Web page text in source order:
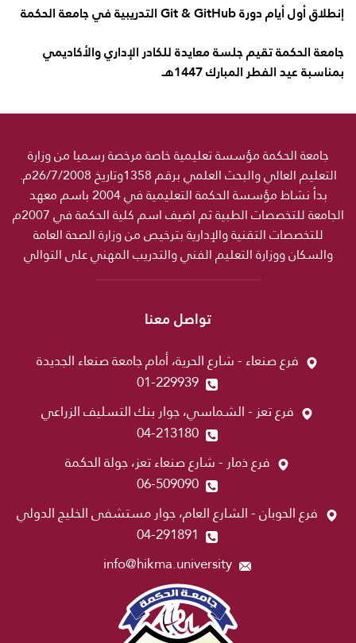
إنطلاق أول أيام دورة Git & GitHub التدريبية في جامعة الحكمة
جامعة الحكمة تقيم جلسة معايدة للكادر الإداري والأكاديمي
بمناسبة عيد الفطر المبارك 1447هـ
جامعة الحكمة مؤسسة تعليمية خاصة مرخصة رسميا من وزارة
التعليم العالي والبحث العلمي برقم 1358وتاريخ 26/7/2008م.
بدأ نشاط مؤسسة الحكمة التعليمية في 2004 باسم معهد
الجامعة للتخصصات الطبية ثم اضيف اسم كلية الحكمة في 2007م
للتخصصات التقنية والإدارية بترخيص من وزارة الصحة العامة
والسكان ووزارة التعليم الفني والتدريب المهني على التوالي
تواصل معنا
فرع صنعاء - شارع الحرية، أمام جامعة صنعاء الجديدة
01-229939
فرع تعز - الشماسي، جوار بنك التسليف الزراعي
04-213180
فرع ذمار - شارع صنعاء تعز، جولة الحكمة
06-509090
فرع الحوبان - الشارع العام، جوار مستشفى الخليج الدولي
04-291891
info@hikma.university